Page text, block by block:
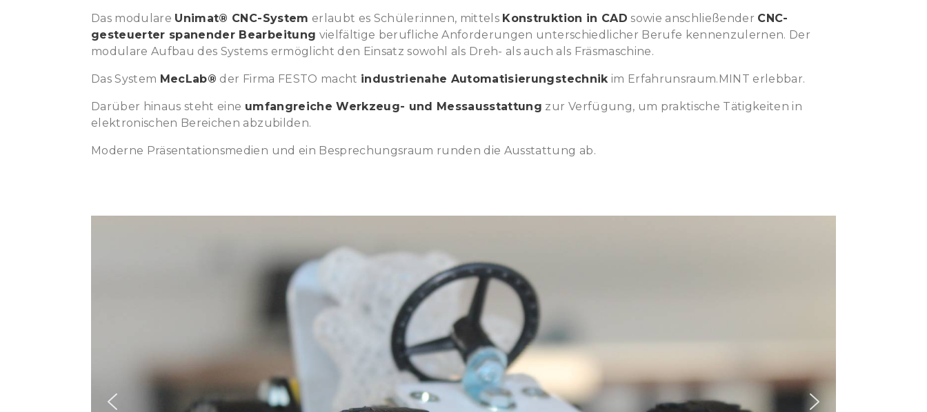
LEMGO!
Das modulare Unimat® CNC-System erlaubt es Schüler:innen, mittels Konstruktion in CAD sowie anschließender CNC-
gesteuerter spanender Bearbeitung vielfältige berufliche Anforderungen unterschiedlicher Berufe kennenzulernen. Der
modulare Aufbau des Systems ermöglicht den Einsatz sowohl als Dreh- als auch als Fräsmaschine.
Das System MecLab® der Firma FESTO macht industrienahe Automatisierungstechnikim Erfahrunsraum.MINT erlebbar.
Darüber hinaus steht eine umfangreiche Werkzeug- und Messausstattung zur Verfügung, um praktische Tätigkeiten in
elektronischen Bereichen abzubilden.
Moderne Präsentationsmedien und ein Besprechungsraum runden die Ausstattung ab.